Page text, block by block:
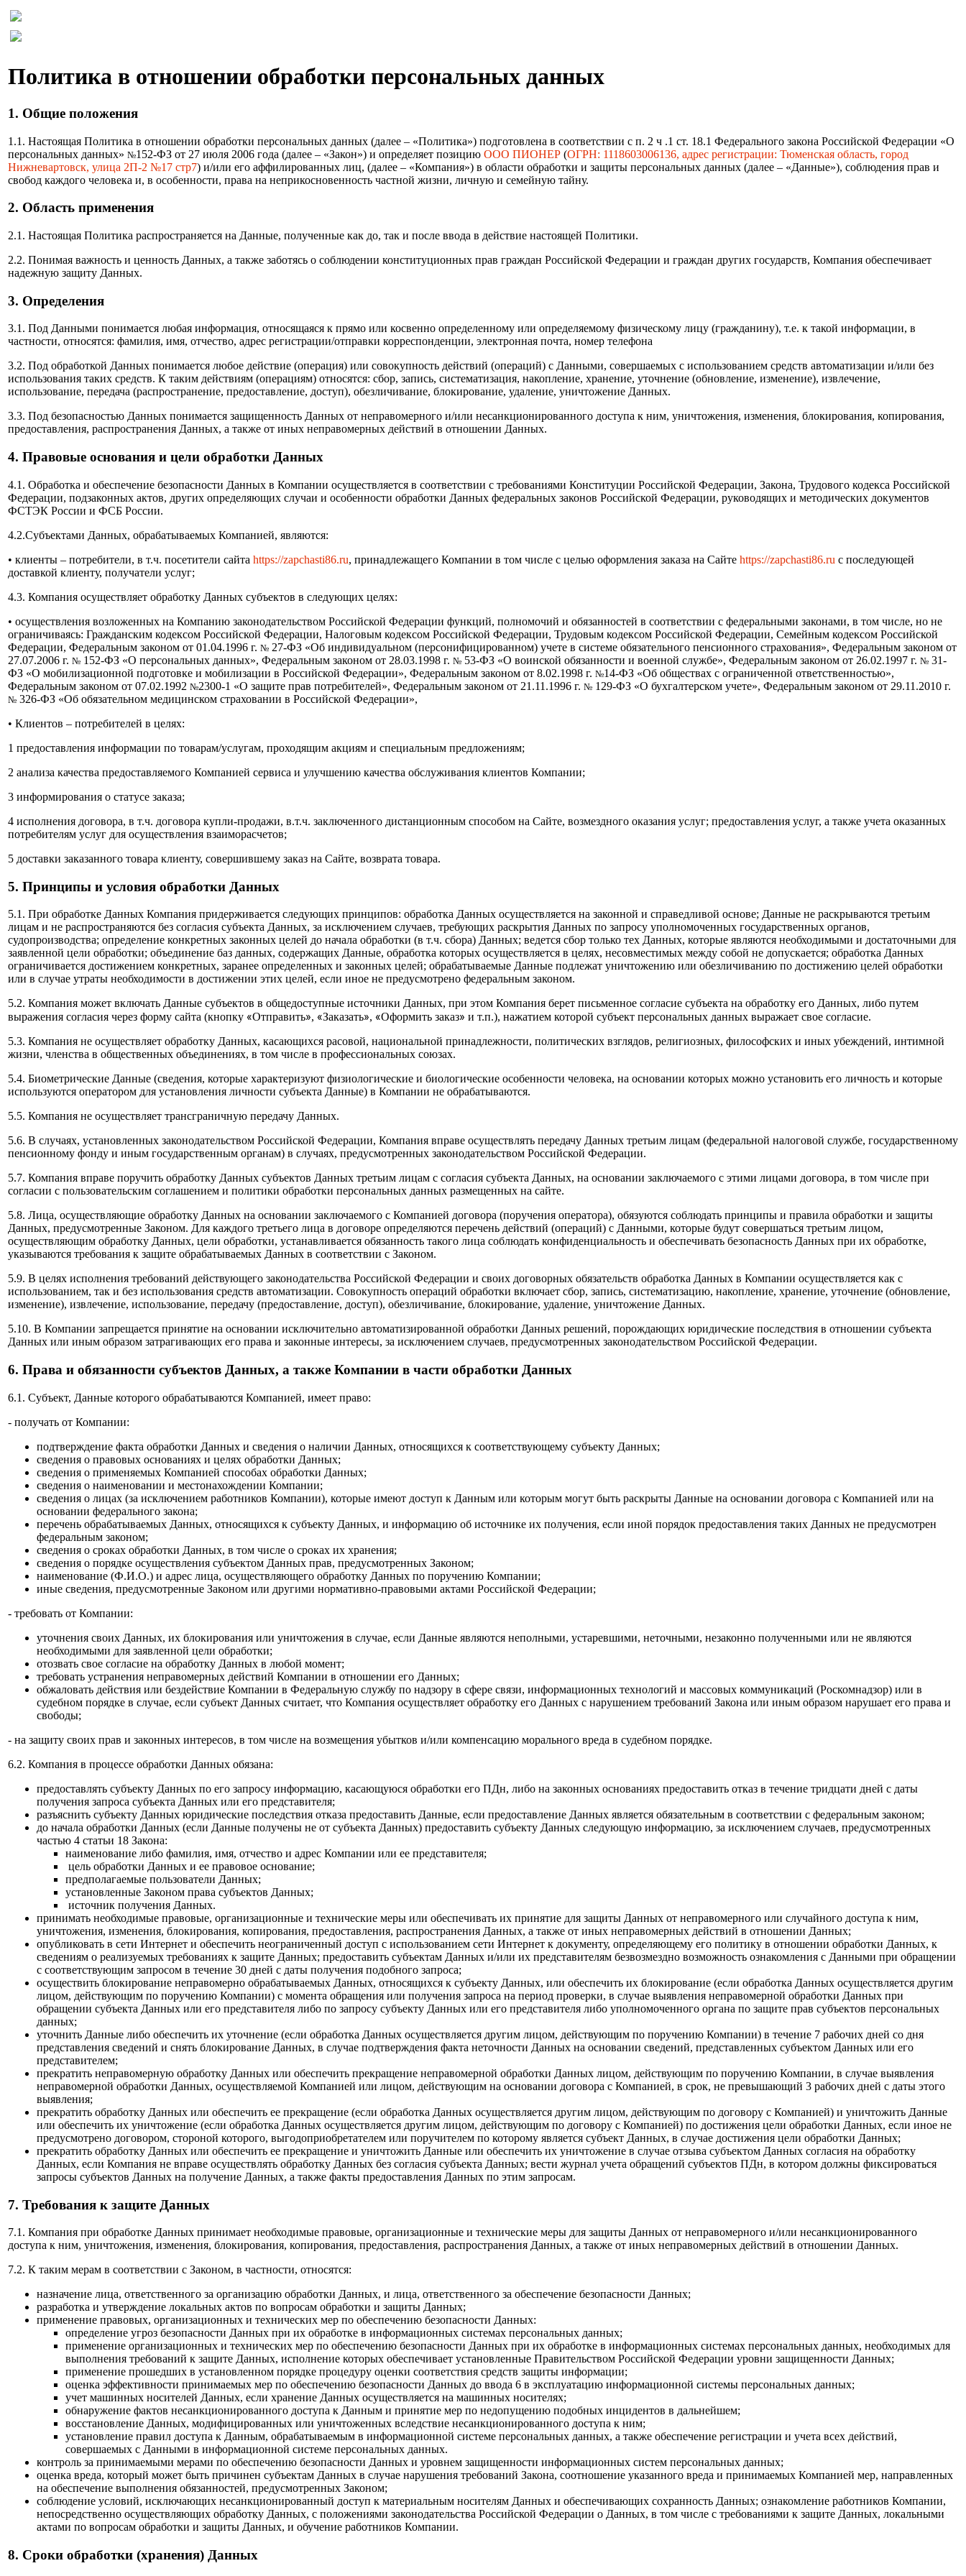
Политика в отношении обработки персональных данных
1. Общие положения
1.1. Настоящая Политика в отношении обработки персональных данных (далее – «Политика») подготовлена в соответствии с п. 2 ч .1 ст. 18.1 Федерального закона Российской Федерации «О
персональных данных» №152-ФЗ от 27 июля 2006 года (далее – «Закон») и определяет позицию ООО ПИОНЕР (ОГРН: 1118603006136, адрес регистрации: Тюменская область, город
Нижневартовск, улица 2П-2 №17 стр7) и/или его аффилированных лиц, (далее – «Компания») в области обработки и защиты персональных данных (далее – «Данные»), соблюдения прав и
свобод каждого человека и, в особенности, права на неприкосновенность частной жизни, личную и семейную тайну.
2. Область применения
2.1. Настоящая Политика распространяется на Данные, полученные как до, так и после ввода в действие настоящей Политики.
2.2. Понимая важность и ценность Данных, а также заботясь о соблюдении конституционных прав граждан Российской Федерации и граждан других государств, Компания обеспечивает
надежную защиту Данных.
3. Определения
3.1. Под Данными понимается любая информация, относящаяся к прямо или косвенно определенному или определяемому физическому лицу (гражданину), т.е. к такой информации, в
частности, относятся: фамилия, имя, отчество, адрес регистрации/отправки корреспонденции, электронная почта, номер телефона
3.2. Под обработкой Данных понимается любое действие (операция) или совокупность действий (операций) с Данными, совершаемых с использованием средств автоматизации и/или без
использования таких средств. К таким действиям (операциям) относятся: сбор, запись, систематизация, накопление, хранение, уточнение (обновление, изменение), извлечение,
использование, передача (распространение, предоставление, доступ), обезличивание, блокирование, удаление, уничтожение Данных.
3.3. Под безопасностью Данных понимается защищенность Данных от неправомерного и/или несанкционированного доступа к ним, уничтожения, изменения, блокирования, копирования,
предоставления, распространения Данных, а также от иных неправомерных действий в отношении Данных.
4. Правовые основания и цели обработки Данных
4.1. Обработка и обеспечение безопасности Данных в Компании осуществляется в соответствии с требованиями Конституции Российской Федерации, Закона, Трудового кодекса Российской
Федерации, подзаконных актов, других определяющих случаи и особенности обработки Данных федеральных законов Российской Федерации, руководящих и методических документов
ФСТЭК России и ФСБ России.
4.2.Субъектами Данных, обрабатываемых Компанией, являются:
• клиенты – потребители, в т.ч. посетители сайта https://zapchasti86.ru, принадлежащего Компании в том числе с целью оформления заказа на Сайте https://zapchasti86.ru с последующей
доставкой клиенту, получатели услуг;
4.3. Компания осуществляет обработку Данных субъектов в следующих целях:
• осуществления возложенных на Компанию законодательством Российской Федерации функций, полномочий и обязанностей в соответствии с федеральными законами, в том числе, но не
ограничиваясь: Гражданским кодексом Российской Федерации, Налоговым кодексом Российской Федерации, Трудовым кодексом Российской Федерации, Семейным кодексом Российской
Федерации, Федеральным законом от 01.04.1996 г. № 27-ФЗ «Об индивидуальном (персонифицированном) учете в системе обязательного пенсионного страхования», Федеральным законом от
27.07.2006 г. № 152-ФЗ «О персональных данных», Федеральным законом от 28.03.1998 г. № 53-ФЗ «О воинской обязанности и военной службе», Федеральным законом от 26.02.1997 г. № 31-
ФЗ «О мобилизационной подготовке и мобилизации в Российской Федерации», Федеральным законом от 8.02.1998 г. №14-ФЗ «Об обществах с ограниченной ответственностью»,
Федеральным законом от 07.02.1992 №2300-1 «О защите прав потребителей», Федеральным законом от 21.11.1996 г. № 129-ФЗ «О бухгалтерском учете», Федеральным законом от 29.11.2010 г.
№ 326-ФЗ «Об обязательном медицинском страховании в Российской Федерации»,
• Клиентов – потребителей в целях:
1 предоставления информации по товарам/услугам, проходящим акциям и специальным предложениям;
2 анализа качества предоставляемого Компанией сервиса и улучшению качества обслуживания клиентов Компании;
3 информирования о статусе заказа;
4 исполнения договора, в т.ч. договора купли-продажи, в.т.ч. заключенного дистанционным способом на Сайте, возмездного оказания услуг; предоставления услуг, а также учета оказанных
потребителям услуг для осуществления взаиморасчетов;
5 доставки заказанного товара клиенту, совершившему заказ на Сайте, возврата товара.
5. Принципы и условия обработки Данных
5.1. При обработке Данных Компания придерживается следующих принципов: обработка Данных осуществляется на законной и справедливой основе; Данные не раскрываются третьим
лицам и не распространяются без согласия субъекта Данных, за исключением случаев, требующих раскрытия Данных по запросу уполномоченных государственных органов,
судопроизводства; определение конкретных законных целей до начала обработки (в т.ч. сбора) Данных; ведется сбор только тех Данных, которые являются необходимыми и достаточными для
заявленной цели обработки; объединение баз данных, содержащих Данные, обработка которых осуществляется в целях, несовместимых между собой не допускается; обработка Данных
ограничивается достижением конкретных, заранее определенных и законных целей; обрабатываемые Данные подлежат уничтожению или обезличиванию по достижению целей обработки
или в случае утраты необходимости в достижении этих целей, если иное не предусмотрено федеральным законом.
5.2. Компания может включать Данные субъектов в общедоступные источники Данных, при этом Компания берет письменное согласие субъекта на обработку его Данных, либо путем
выражения согласия через форму сайта (кнопку «Отправить», «Заказать», «Оформить заказ» и т.п.), нажатием которой субъект персональных данных выражает свое согласие.
5.3. Компания не осуществляет обработку Данных, касающихся расовой, национальной принадлежности, политических взглядов, религиозных, философских и иных убеждений, интимной
жизни, членства в общественных объединениях, в том числе в профессиональных союзах.
5.4. Биометрические Данные (сведения, которые характеризуют физиологические и биологические особенности человека, на основании которых можно установить его личность и которые
используются оператором для установления личности субъекта Данные) в Компании не обрабатываются.
5.5. Компания не осуществляет трансграничную передачу Данных.
5.6. В случаях, установленных законодательством Российской Федерации, Компания вправе осуществлять передачу Данных третьим лицам (федеральной налоговой службе, государственному
пенсионному фонду и иным государственным органам) в случаях, предусмотренных законодательством Российской Федерации.
5.7. Компания вправе поручить обработку Данных субъектов Данных третьим лицам с согласия субъекта Данных, на основании заключаемого с этими лицами договора, в том числе при
согласии с пользовательским соглашением и политики обработки персональных данных размещенных на сайте.
5.8. Лица, осуществляющие обработку Данных на основании заключаемого с Компанией договора (поручения оператора), обязуются соблюдать принципы и правила обработки и защиты
Данных, предусмотренные Законом. Для каждого третьего лица в договоре определяются перечень действий (операций) с Данными, которые будут совершаться третьим лицом,
осуществляющим обработку Данных, цели обработки, устанавливается обязанность такого лица соблюдать конфиденциальность и обеспечивать безопасность Данных при их обработке,
указываются требования к защите обрабатываемых Данных в соответствии с Законом.
5.9. В целях исполнения требований действующего законодательства Российской Федерации и своих договорных обязательств обработка Данных в Компании осуществляется как с
использованием, так и без использования средств автоматизации. Совокупность операций обработки включает сбор, запись, систематизацию, накопление, хранение, уточнение (обновление,
изменение), извлечение, использование, передачу (предоставление, доступ), обезличивание, блокирование, удаление, уничтожение Данных.
5.10. В Компании запрещается принятие на основании исключительно автоматизированной обработки Данных решений, порождающих юридические последствия в отношении субъекта
Данных или иным образом затрагивающих его права и законные интересы, за исключением случаев, предусмотренных законодательством Российской Федерации.
6. Права и обязанности субъектов Данных, а также Компании в части обработки Данных
6.1. Субъект, Данные которого обрабатываются Компанией, имеет право:
- получать от Компании:
подтверждение факта обработки Данных и сведения о наличии Данных, относящихся к соответствующему субъекту Данных;
сведения о правовых основаниях и целях обработки Данных;
сведения о применяемых Компанией способах обработки Данных;
сведения о наименовании и местонахождении Компании;
сведения о лицах (за исключением работников Компании), которые имеют доступ к Данным или которым могут быть раскрыты Данные на основании договора с Компанией или на
основании федерального закона;
перечень обрабатываемых Данных, относящихся к субъекту Данных, и информацию об источнике их получения, если иной порядок предоставления таких Данных не предусмотрен
федеральным законом;
сведения о сроках обработки Данных, в том числе о сроках их хранения;
сведения о порядке осуществления субъектом Данных прав, предусмотренных Законом;
наименование (Ф.И.О.) и адрес лица, осуществляющего обработку Данных по поручению Компании;
иные сведения, предусмотренные Законом или другими нормативно-правовыми актами Российской Федерации;
- требовать от Компании:
уточнения своих Данных, их блокирования или уничтожения в случае, если Данные являются неполными, устаревшими, неточными, незаконно полученными или не являются
необходимыми для заявленной цели обработки;
отозвать свое согласие на обработку Данных в любой момент;
требовать устранения неправомерных действий Компании в отношении его Данных;
обжаловать действия или бездействие Компании в Федеральную службу по надзору в сфере связи, информационных технологий и массовых коммуникаций (Роскомнадзор) или в
судебном порядке в случае, если субъект Данных считает, что Компания осуществляет обработку его Данных с нарушением требований Закона или иным образом нарушает его права и
свободы;
- на защиту своих прав и законных интересов, в том числе на возмещения убытков и/или компенсацию морального вреда в судебном порядке.
6.2. Компания в процессе обработки Данных обязана:
предоставлять субъекту Данных по его запросу информацию, касающуюся обработки его ПДн, либо на законных основаниях предоставить отказ в течение тридцати дней с даты
получения запроса субъекта Данных или его представителя;
разъяснить субъекту Данных юридические последствия отказа предоставить Данные, если предоставление Данных является обязательным в соответствии с федеральным законом;
до начала обработки Данных (если Данные получены не от субъекта Данных) предоставить субъекту Данных следующую информацию, за исключением случаев, предусмотренных
частью 4 статьи 18 Закона:
наименование либо фамилия, имя, отчество и адрес Компании или ее представителя;
цель обработки Данных и ее правовое основание;
предполагаемые пользователи Данных;
установленные Законом права субъектов Данных;
источник получения Данных.
принимать необходимые правовые, организационные и технические меры или обеспечивать их принятие для защиты Данных от неправомерного или случайного доступа к ним,
уничтожения, изменения, блокирования, копирования, предоставления, распространения Данных, а также от иных неправомерных действий в отношении Данных;
опубликовать в сети Интернет и обеспечить неограниченный доступ с использованием сети Интернет к документу, определяющему его политику в отношении обработки Данных, к
сведениям о реализуемых требованиях к защите Данных; предоставить субъектам Данных и/или их представителям безвозмездно возможность ознакомления с Данными при обращении
с соответствующим запросом в течение 30 дней с даты получения подобного запроса;
осуществить блокирование неправомерно обрабатываемых Данных, относящихся к субъекту Данных, или обеспечить их блокирование (если обработка Данных осуществляется другим
лицом, действующим по поручению Компании) с момента обращения или получения запроса на период проверки, в случае выявления неправомерной обработки Данных при
обращении субъекта Данных или его представителя либо по запросу субъекту Данных или его представителя либо уполномоченного органа по защите прав субъектов персональных
данных;
уточнить Данные либо обеспечить их уточнение (если обработка Данных осуществляется другим лицом, действующим по поручению Компании) в течение 7 рабочих дней со дня
представления сведений и снять блокирование Данных, в случае подтверждения факта неточности Данных на основании сведений, представленных субъектом Данных или его
представителем;
прекратить неправомерную обработку Данных или обеспечить прекращение неправомерной обработки Данных лицом, действующим по поручению Компании, в случае выявления
неправомерной обработки Данных, осуществляемой Компанией или лицом, действующим на основании договора с Компанией, в срок, не превышающий 3 рабочих дней с даты этого
выявления;
прекратить обработку Данных или обеспечить ее прекращение (если обработка Данных осуществляется другим лицом, действующим по договору с Компанией) и уничтожить Данные
или обеспечить их уничтожение (если обработка Данных осуществляется другим лицом, действующим по договору с Компанией) по достижения цели обработки Данных, если иное не
предусмотрено договором, стороной которого, выгодоприобретателем или поручителем по которому является субъект Данных, в случае достижения цели обработки Данных;
прекратить обработку Данных или обеспечить ее прекращение и уничтожить Данные или обеспечить их уничтожение в случае отзыва субъектом Данных согласия на обработку
Данных, если Компания не вправе осуществлять обработку Данных без согласия субъекта Данных; вести журнал учета обращений субъектов ПДн, в котором должны фиксироваться
запросы субъектов Данных на получение Данных, а также факты предоставления Данных по этим запросам.
7. Требования к защите Данных
7.1. Компания при обработке Данных принимает необходимые правовые, организационные и технические меры для защиты Данных от неправомерного и/или несанкционированного
доступа к ним, уничтожения, изменения, блокирования, копирования, предоставления, распространения Данных, а также от иных неправомерных действий в отношении Данных.
7.2. К таким мерам в соответствии с Законом, в частности, относятся:
назначение лица, ответственного за организацию обработки Данных, и лица, ответственного за обеспечение безопасности Данных;
разработка и утверждение локальных актов по вопросам обработки и защиты Данных;
применение правовых, организационных и технических мер по обеспечению безопасности Данных:
определение угроз безопасности Данных при их обработке в информационных системах персональных данных;
применение организационных и технических мер по обеспечению безопасности Данных при их обработке в информационных системах персональных данных, необходимых для
выполнения требований к защите Данных, исполнение которых обеспечивает установленные Правительством Российской Федерации уровни защищенности Данных;
применение прошедших в установленном порядке процедуру оценки соответствия средств защиты информации;
оценка эффективности принимаемых мер по обеспечению безопасности Данных до ввода 6 в эксплуатацию информационной системы персональных данных;
учет машинных носителей Данных, если хранение Данных осуществляется на машинных носителях;
обнаружение фактов несанкционированного доступа к Данным и принятие мер по недопущению подобных инцидентов в дальнейшем;
восстановление Данных, модифицированных или уничтоженных вследствие несанкционированного доступа к ним;
установление правил доступа к Данным, обрабатываемым в информационной системе персональных данных, а также обеспечение регистрации и учета всех действий,
совершаемых с Данными в информационной системе персональных данных.
контроль за принимаемыми мерами по обеспечению безопасности Данных и уровнем защищенности информационных систем персональных данных;
оценка вреда, который может быть причинен субъектам Данных в случае нарушения требований Закона, соотношение указанного вреда и принимаемых Компанией мер, направленных
на обеспечение выполнения обязанностей, предусмотренных Законом;
соблюдение условий, исключающих несанкционированный доступ к материальным носителям Данных и обеспечивающих сохранность Данных; ознакомление работников Компании,
непосредственно осуществляющих обработку Данных, с положениями законодательства Российской Федерации о Данных, в том числе с требованиями к защите Данных, локальными
актами по вопросам обработки и защиты Данных, и обучение работников Компании.
8. Сроки обработки (хранения) Данных